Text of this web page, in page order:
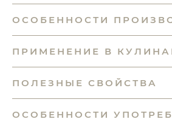
ОСОБЕННОСТИ
ПРИМЕНЕНИЕ В
ПОЛЕЗНЫЕ СВОЙСТВА
ОСОБЕННОСТИ